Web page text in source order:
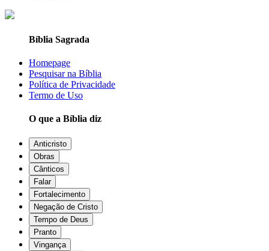
Bíblia Sagrada
Homepage
Pesquisar na Bíblia
Política de Privacidade
Termo de Uso
O que a Bíblia diz
Anticristo
Obras
Cânticos
Falar
Fortalecimento
Negação de Cristo
Tempo de Deus
Pranto
Vingança